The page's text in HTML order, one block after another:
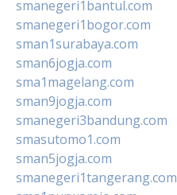
smanegeri1bantul.com
smanegeri1bogor.com
sman1surabaya.com
sman6jogja.com
sma1magelang.com
sman9jogja.com
smanegeri3bandung.com
smasutomo1.com
sman5jogja.com
smanegeri1tangerang.com